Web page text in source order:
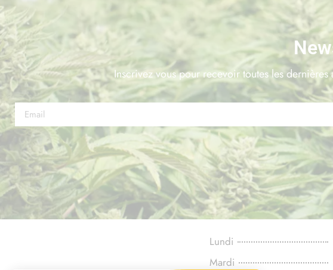
Inscrivez vous pour recevoir toutes les
Lundi
Mardi